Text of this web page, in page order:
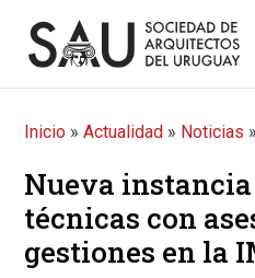
Inicio »Actualidad » Noticias »
Nueva
técnicas con
gestiones en la